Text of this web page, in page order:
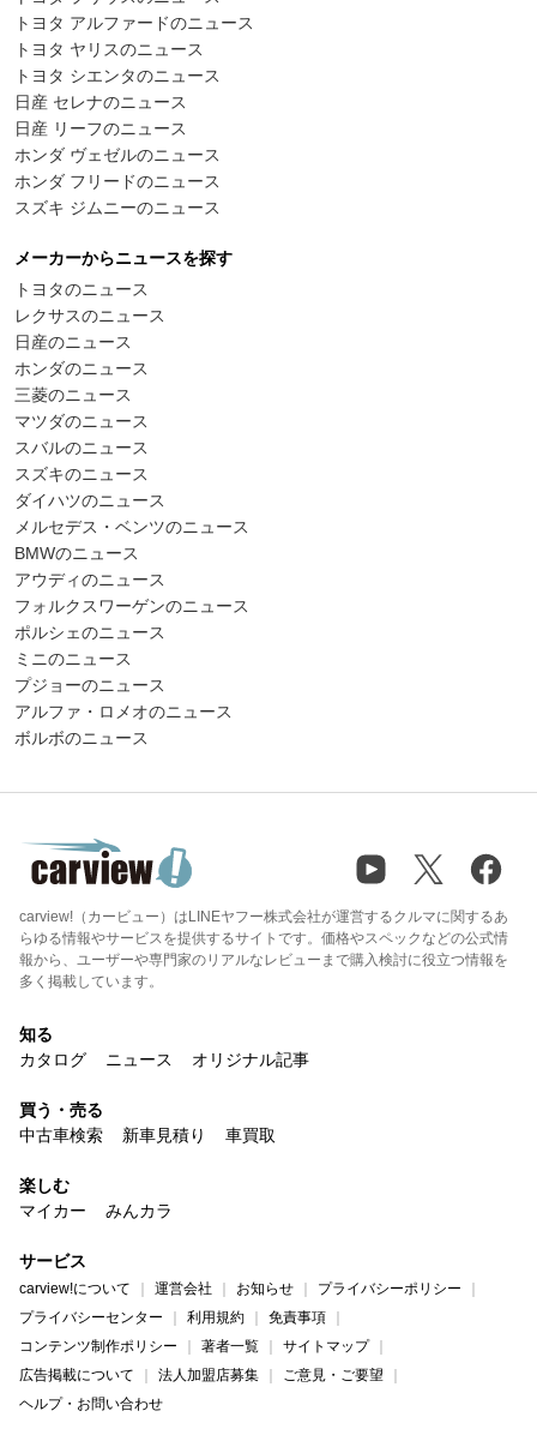
トヨタ アルファードのニュース
トヨタ ヤリスのニュース
トヨタ シエンタのニュース
日産 セレナのニュース
日産 リーフのニュース
ホンダ ヴェゼルのニュース
ホンダ フリードのニュース
スズキ ジムニーのニュース
メーカーからニュースを探す
トヨタのニュース
レクサスのニュース
日産のニュース
ホンダのニュース
三菱のニュース
マツダのニュース
スバルのニュース
スズキのニュース
ダイハツのニュース
メルセデス・ベンツのニュース
BMWのニュース
アウディのニュース
フォルクスワーゲンのニュース
ポルシェのニュース
ミニのニュース
プジョーのニュース
アルファ・ロメオのニュース
ボルボのニュース
carview!（カービュー）はLINEヤフー株式会社が運営するクルマに関するあ
らゆる情報やサービスを提供するサイトです。価格やスペックなどの公式情
報から、ユーザーや専門家のリアルなレビューまで購入検討に役立つ情報を
多く掲載しています。
知る
カタログ
ニュース オリジナル記事
買う・売る
中古車検索
新車見積り 車買取
楽しむ
マイカー
みんカラ
サービス
carview!について 運営会社 お知らせ
プライバシーポリシー
プライバシーセンター
利用規約
免責事項
コンテンツ制作ポリシー
著者一覧
サイトマップ
広告掲載について
法人加盟店募集
ご意見・ご要望
ヘルプ・お問い合わせ